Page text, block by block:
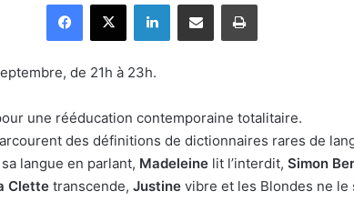
de 21h à 23h.
une rééducation contemporaine totalitaire.
des définitions de dictionnaires rares de
langue en parlant, Madeleine lit l’interdit, Simon
Clette transcende, Justine vibre et les Blondes ne le